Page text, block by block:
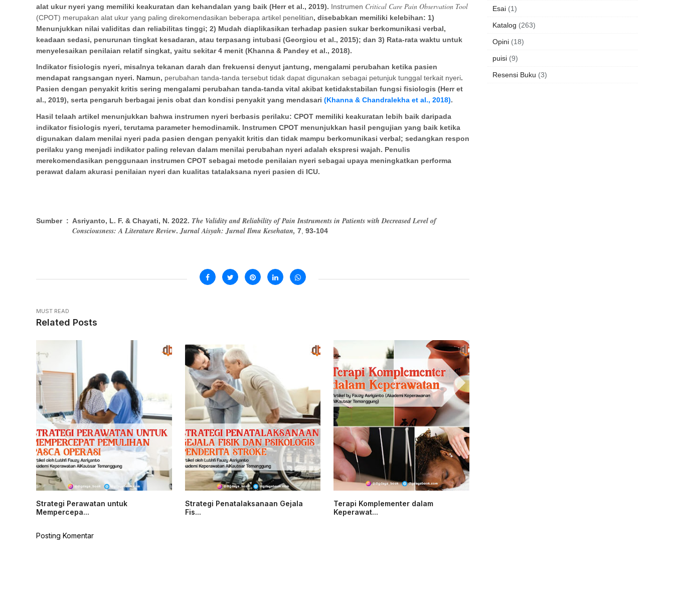
alat ukur nyeri yang memiliki keakuratan dan kehandalan yang baik (Herr et al., 2019). Instrumen Critical Care Pain Observation Tool
(CPOT) merupakan alat ukur yang paling direkomendasikan beberapa artikel penelitian, disebabkan memiliki kelebihan: 1)
Menunjukkan nilai validitas dan reliabilitas tinggi; 2) Mudah diaplikasikan terhadap pasien sukar berkomunikasi verbal,
keadaan sedasi, penurunan tingkat kesadaran, atau terpasang intubasi (Georgiou et al., 2015); dan 3) Rata-rata waktu untuk
menyelesaikan penilaian relatif singkat, yaitu sekitar 4 menit (Khanna & Pandey et al., 2018).
Indikator fisiologis nyeri, misalnya tekanan darah dan frekuensi denyut jantung, mengalami perubahan ketika pasien
mendapat rangsangan nyeri. Namun, perubahan tanda-tanda tersebut tidak dapat digunakan sebagai petunjuk tunggal terkait nyeri.
Pasien dengan penyakit kritis sering mengalami perubahan tanda-tanda vital akibat ketidakstabilan fungsi fisiologis (Herr et
al., 2019), serta pengaruh berbagai jenis obat dan kondisi penyakit yang mendasari (Khanna & Chandralekha et al., 2018).
Hasil telaah artikel menunjukkan bahwa instrumen nyeri berbasis perilaku: CPOT memiliki keakuratan lebih baik daripada
indikator fisiologis nyeri, terutama parameter hemodinamik. Instrumen CPOT menunjukkan hasil pengujian yang baik ketika
digunakan dalam menilai nyeri pada pasien dengan penyakit kritis dan tidak mampu berkomunikasi verbal; sedangkan respon
perilaku yang menjadi indikator paling relevan dalam menilai perubahan nyeri adalah ekspresi wajah. Penulis
merekomendasikan penggunaan instrumen CPOT sebagai metode penilaian nyeri sebagai upaya meningkatkan performa
perawat dalam akurasi penilaian nyeri dan kualitas tatalaksana nyeri pasien di ICU.
Sumber : Asriyanto, L. F. & Chayati, N. 2022. The Validity and Reliability of Pain Instruments in Patients with Decreased Level of
Consciousness: A Literature Review. Jurnal Aisyah: Jurnal Ilmu Kesehatan, 7 93-104
MUST READ
Related Posts
Strategi Perawatan untuk
Mempercepa...
Strategi Penatalaksanaan Gejala
Fis...
Terapi Komplementer dalam
Keperawat...
Posting Komentar
Esai (1)
Katalog (263)
Opini (18)
puisi (9)
Resensi Buku (3)